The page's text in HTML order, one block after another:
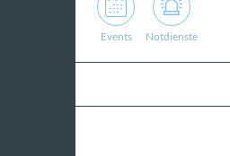
Events Notdienste